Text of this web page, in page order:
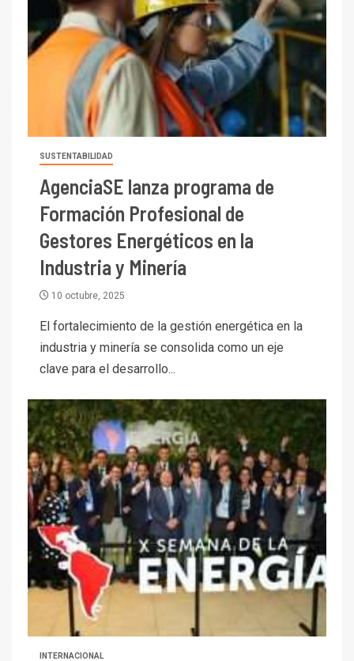
SUSTENTABILIDAD
AgenciaSE lanza programa de
Formación Profesional de
Gestores Energéticos en la
Industria y Minería
10 octubre, 2025
El fortalecimiento de la gestión energética en la
industria y minería se consolida como un eje
clave para el desarrollo...
INTERNACIONAL